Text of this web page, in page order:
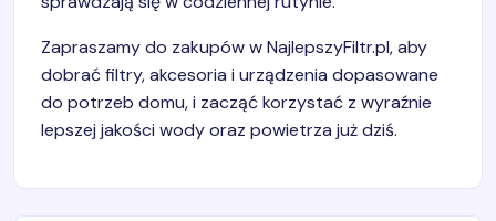
Zapraszamy do zakupów w NajlepszyFiltr.pl, aby
dobrać filtry, akcesoria i urządzenia dopasowane
do potrzeb domu, i zacząć korzystać z wyraźnie
lepszej jakości wody oraz powietrza już dziś.